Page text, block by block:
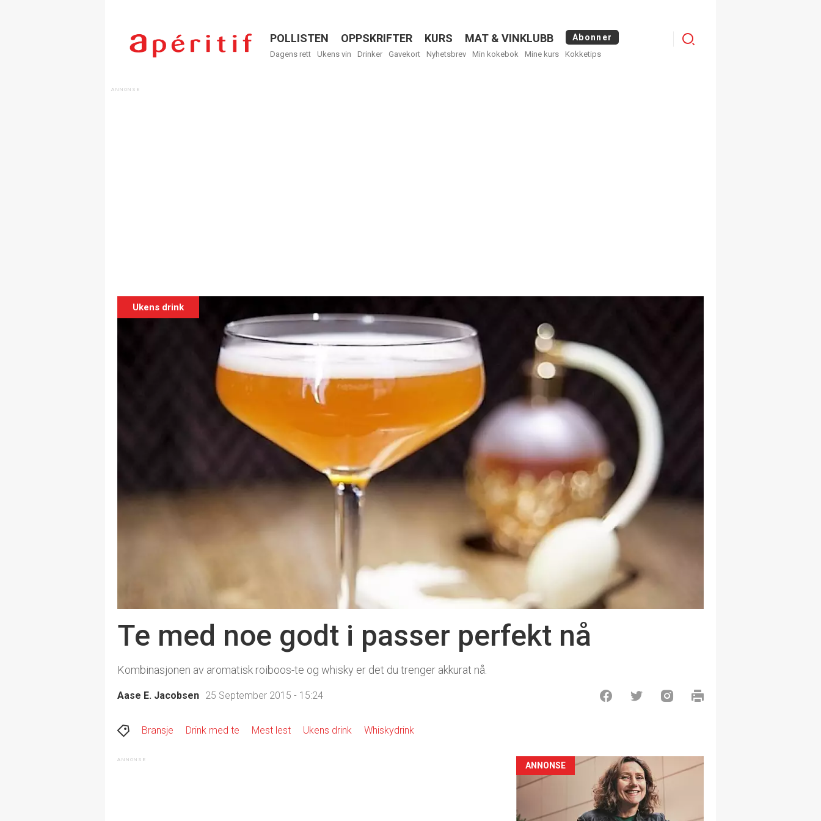
Menu
POLLISTEN OPPSKRIFTER KURS MAT & VINKLUBB Abonner
Dagens rett Ukens vin Drinker Gavekort Nyhetsbrev Min kokebok Mine kurs Kokketips
Logg
Ukens drink
Te med noe godt i passer perfekt nå
Kombinasjonen av aromatisk roiboos-te og whisky er det du trenger akkurat nå.
Aase E. Jacobsen 25 September 2015 - 15:24
Bransje Drink med te Mest lest Ukens drink Whiskydrink
ANNONSE